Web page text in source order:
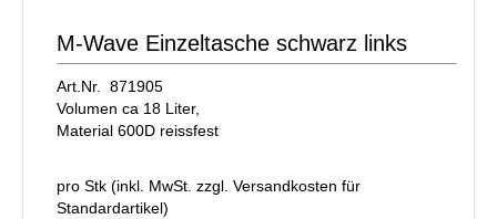
M-Wave Einzeltasche schwarz links
Art.Nr. 871905
Volumen ca 18 Liter,
Material 600D reissfest
pro Stk (inkl. MwSt. zzgl. Versandkosten für
Standardartikel)